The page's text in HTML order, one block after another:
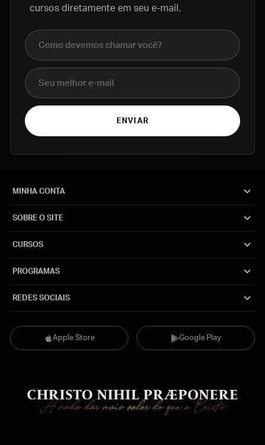
cursos diretamente em seu e-mail.
Nome completo
E-mail
ENVIAR
Apple Store Google Play
MINHA CONTA
SOBRE O SITE
CURSOS
PROGRAMAS
REDES SOCIAIS